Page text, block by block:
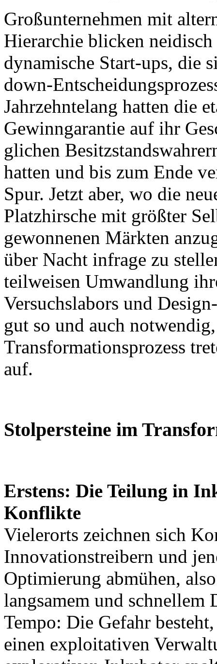
Großunternehmen mit
Hierarchie blicken
dynamische Start-ups, die
down-
Jahrzehntelang hatten die
Gewinngarantie auf ihr
glichen
hatten und bis zum Ende
Spur. Jetzt aber, wo die
Platzhirsche mit größter
gewonnenen Märkten
über Nacht infrage zu
teilweisen Umwandlung
Versuchslabors und
gut so und auch
Transformationsprozess
auf.
Stolpersteine im
Erstens: Die Teilung in
Konflikte
Vielerorts zeichnen sich
Innovationstreibern und
Optimierung abmühen,
langsamem und schnellem
Tempo: Die Gefahr
einen exploitativen